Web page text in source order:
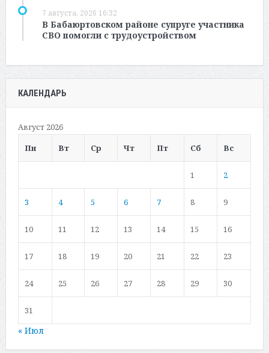
7 августа, 2026 16:32
В Бабаюртовском районе супруге участника
СВО помогли с трудоустройством
КАЛЕНДАРЬ
Август 2026
Пн
Вт Ср Чт Пт Сб Вс
1 2
3 4 5 6 7 8 9
10 11 12 13 14 15 16
17 18 19 20 21 22 23
24 25 26 27 28 29 30
31
« Июл